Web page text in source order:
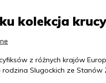
kolekcja
z różnych krajów
rodzina Slugockich ze